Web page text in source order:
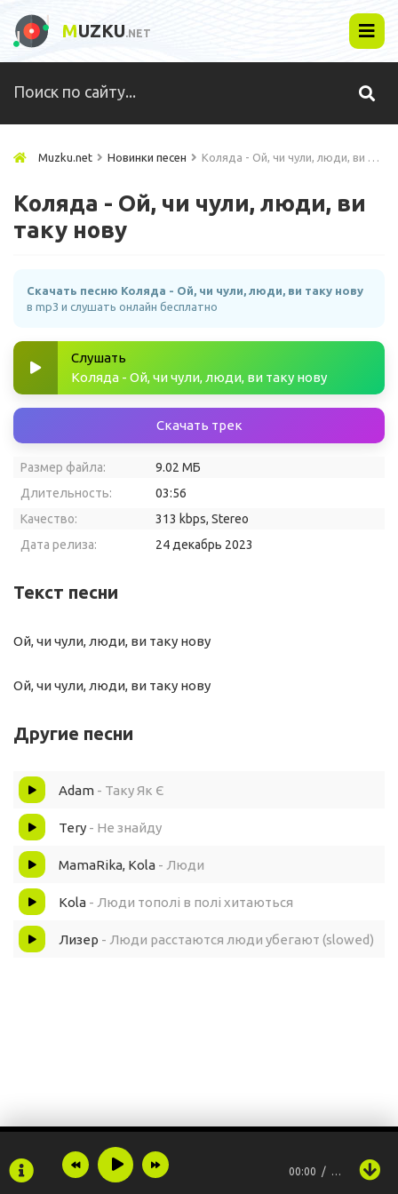
MUZKU.NET
Muzku.net Новинки песен Коляда - Ой, чи чули, люди, ви таку нову
Коляда - Ой, чи чули, люди, ви
таку нову
Скачать песню Коляда - Ой, чи чули, люди, ви таку нову
в mp3 и слушать онлайн бесплатно
Слушать
Коляда - Ой, чи чули, люди, ви таку нову
Скачать трек
Размер файла:
9.02 МБ
Длительность:
03:56
Качество:
313 kbps, Stereo
Дата релиза:
24 декабрь 2023
Текст песни
Ой, чи чули, люди, ви таку нову
Ой, чи чули, люди, ви таку нову
Другие песни
Adam - Таку Як Є
Tery - Не знайду
MamaRika, Kola - Люди
Kola - Люди тополi в полi хитаються
Лизер - Люди расстаются люди убегают (slowed)
00:00